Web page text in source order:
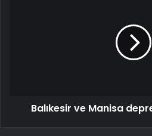
Balıkesir ve Manisa